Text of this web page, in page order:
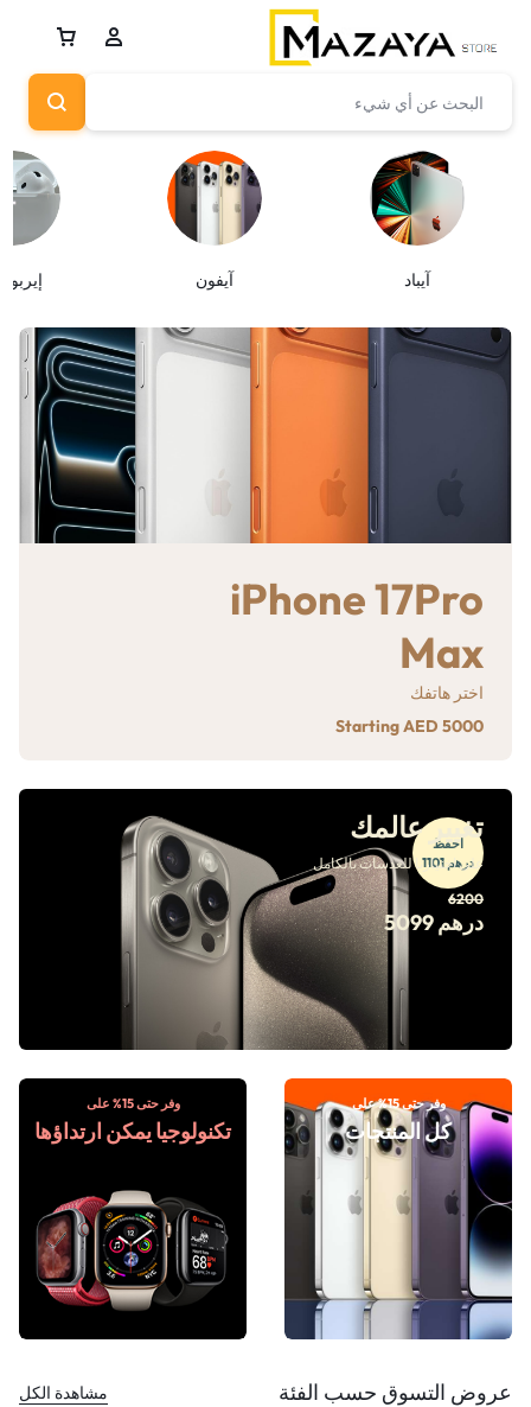
آيباد آيفون
iPhone 17Pro
Max
اختر هاتفك
Starting AED 5000
تغيير عالمك
على اختيارنا للعدسات بالكامل
6200
درهم 5099
احفظ
درهم 1101
وفر حتى 15% على
كل المنتجات
وفر حتى 15% على
تكنولوجيا يمكن ارتداؤها
عروض التسوق حسب الفئة مشاهدة الكل